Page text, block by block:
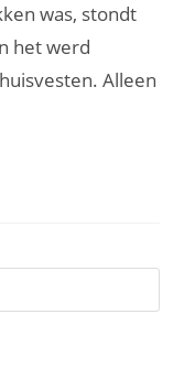
was, stondt
het werd
Alleen
op